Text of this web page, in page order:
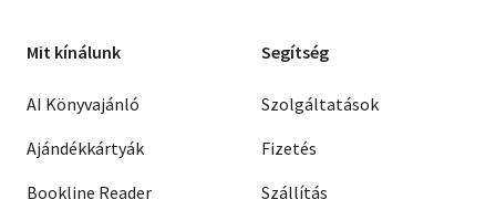
Mit kínálunk
AI Könyvajánló
Ajándékkártyák
Bookline Reader
Segítség
Szolgáltatások
Fizetés
Szállítás